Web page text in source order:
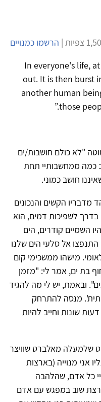
הרשמו כמנויים
“In everyone's life,
out. It is then burst
another human
those
"לא כולם חושבות/ים
כמה ממחשבותיי תחת
חושב כמוני.
מדבריו הקשים והנכונים
לשפיכות דמים, הוא
השמיים קודרים, הים
התנפצו אל סלעי הים שלנו
מישהו ממשכימי קום
בת ים, אמר לי: "מזמן
ובאמת, יש לי מה להגיד
מנסה להתרחק
שונות וחייב להיות
שלמעלה מאלברט שוויצר
אני מנוייה (בארצות
כל אדם, שהלהבה
שוב במפגש עם אדם